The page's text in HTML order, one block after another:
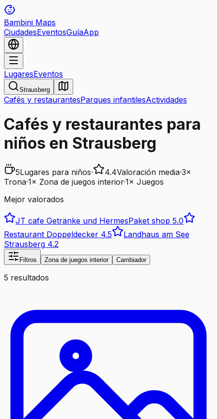
Bambini Maps
CiudadesEventosGuíaApp
LugaresEventos
Strausberg
Cafés y restaurantesParques infantilesActividades
Cafés y restaurantes para
niños en Strausberg
5Lugares para niños· 4.4Valoración media·3×
Trona·1× Zona de juegos interior·1× Juegos
Mejor valorados
JT cafe Getränke und HermesPaket shop 5.0
Restaurant Doppeldecker 4.5
Landhaus am See
Strausberg 4.2
Filtros Zona de juegos interior Cambiador
5 resultados